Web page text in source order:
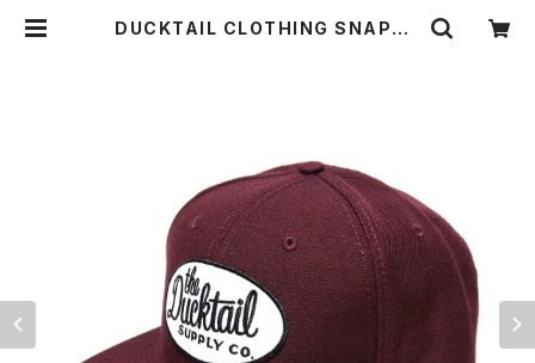
DUCKTAIL CLOTHING SNAPBA